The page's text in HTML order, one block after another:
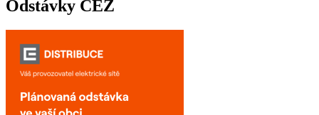
Odstávky ČEZ